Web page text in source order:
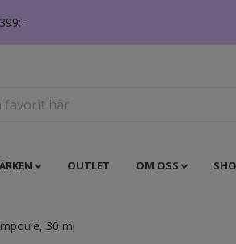
OUTLET OM OSS
30 ml